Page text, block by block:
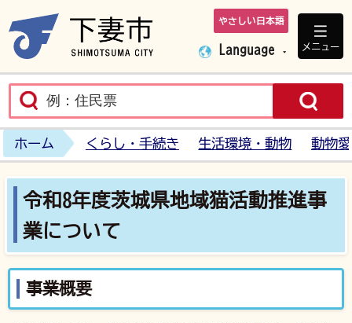
下妻市ホームペ
やさしい日本語
Language メニュー
ホーム くらし・手続き 生活環境・動物 動物
令和8年度茨城県地域猫活動推進事
業について
事業概要